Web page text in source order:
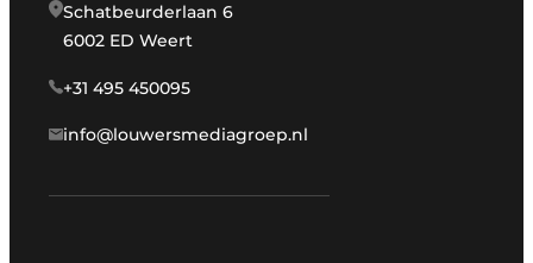
Schatbeurderlaan 6
6002 ED Weert
+31 495 450095
info@louwersmediagroep.nl